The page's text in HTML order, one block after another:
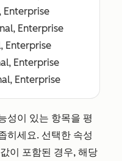
Enterprise
Enterprise
Enterprise
Enterprise
Enterprise
성이 있는 항목을 평
히세요. 선택한 속성
이 포함된 경우, 해당